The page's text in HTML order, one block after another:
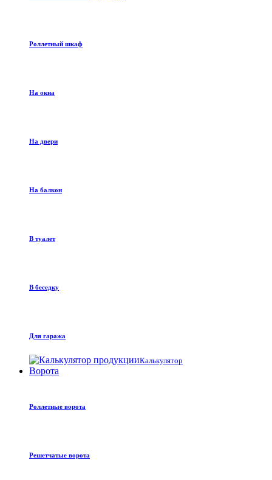
Роллетный шкаф
На окна
На двери
На балкон
В туалет
В беседку
Для гаража
Калькулятор
Ворота
Роллетные ворота
Решетчатые ворота